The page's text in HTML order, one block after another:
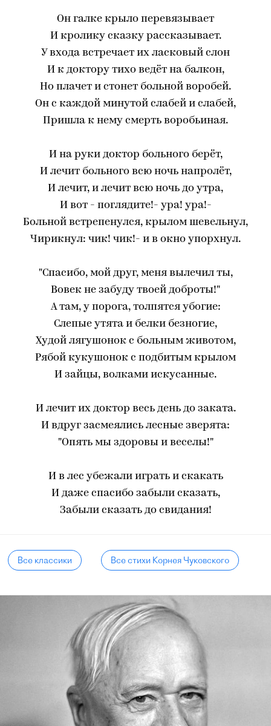
Он галке крыло перевязывает
И кролику сказку рассказывает.
У входа встречает их ласковый слон
И к доктору тихо ведёт на балкон,
Но плачет и стонет больной воробей.
Он с каждой минутой слабей и слабей,
Пришла к нему смерть воробьиная.
И на руки доктор больного берёт,
И лечит больного всю ночь напролёт,
И лечит, и лечит всю ночь до утра,
И вот - поглядите!- ура! ура!-
Больной встрепенулся, крылом шевельнул,
Чирикнул: чик! чик!- и в окно упорхнул.
"Спасибо, мой друг, меня вылечил ты,
Вовек не забуду твоей доброты!"
А там, у порога, толпятся убогие:
Слепые утята и белки безногие,
Худой лягушонок с больным животом,
Рябой кукушонок с подбитым крылом
И зайцы, волками искусанные.
И лечит их доктор весь день до заката.
И вдруг засмеялись лесные зверята:
"Опять мы здоровы и веселы!"
И в лес убежали играть и скакать
И даже спасибо забыли сказать,
Забыли сказать до свидания!
Все классики Все стихи Корнея Чуковского